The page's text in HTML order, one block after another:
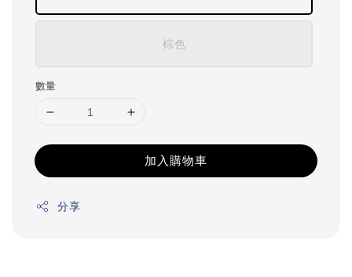
棕色
數量
加入購物車
分享